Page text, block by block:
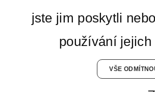
jste jim poskytli
používání
VŠE